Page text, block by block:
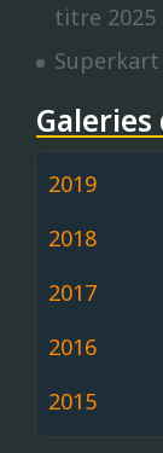
titre 2025
Superkart
2019
2018
2017
2016
2015